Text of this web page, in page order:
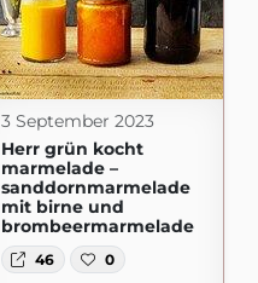
3 September 2023
Herr grün kocht
marmelade –
sanddornmarmelade
mit birne und
brombeermarmelade
46 0